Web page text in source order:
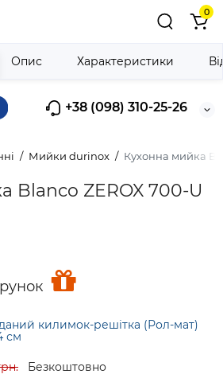
+38 (098) 310-25-26
0
Мийки durinox Кухонна мийка
Blanco ZEROX 700-U
килимок-решітка (Рол-мат)
см
Безкоштовно
Опис Характеристики